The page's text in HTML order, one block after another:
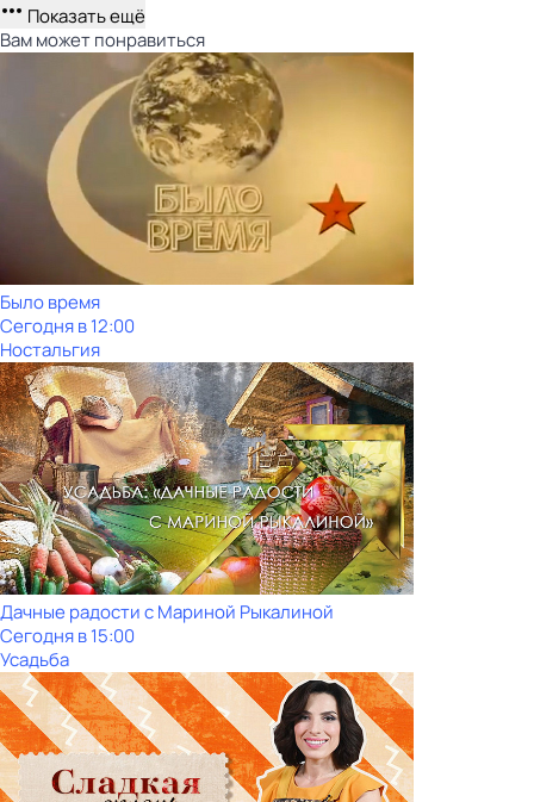
Показать ещё
Вам может понравиться
Было время
Сегодня в 12:00
Ностальгия
Дачные радости с Мариной Рыкалиной
Сегодня в 15:00
Усадьба